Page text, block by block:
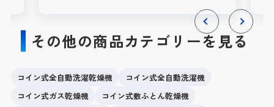
Previous Next
その他の商品カテゴリーを見る
コイン式全自動洗濯乾燥機
コイン式全自動洗濯機
コイン式ガス乾燥機
コイン式敷ふとん乾燥機